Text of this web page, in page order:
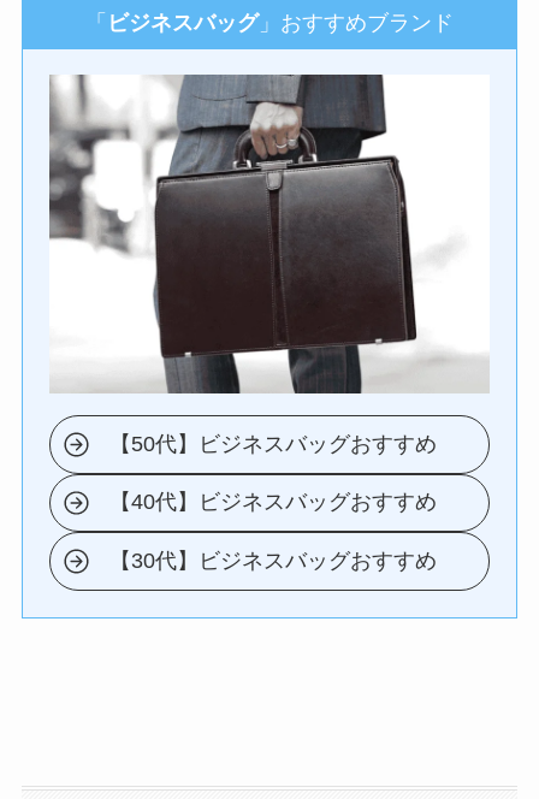
「 ビジネスバッグ」おすすめブランド
【50代】ビジネスバッグおすすめ
【40代】ビジネスバッグおすすめ
【30代】ビジネスバッグおすすめ